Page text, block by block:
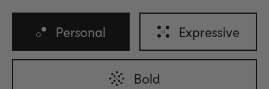
Personal Expressive
Bold